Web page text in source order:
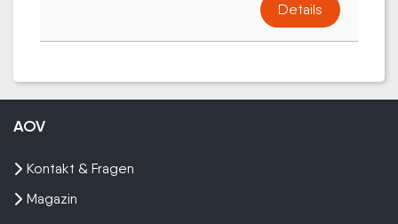
Details
AOV
Kontakt & Fragen
Magazin